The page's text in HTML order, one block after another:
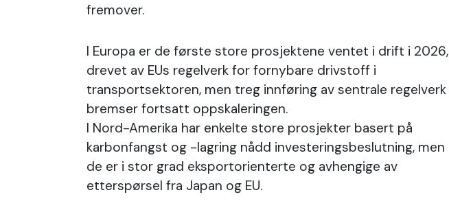
fremover.
I Europa er de første store prosjektene ventet i drift i 2026,
drevet av EUs regelverk for fornybare drivstoff i
transportsektoren, men treg innføring av sentrale regelverk
bremser fortsatt oppskaleringen.
I Nord-Amerika har enkelte store prosjekter basert på
karbonfangst og -lagring nådd investeringsbeslutning, men
de er i stor grad eksportorienterte og avhengige av
etterspørsel fra Japan og EU.